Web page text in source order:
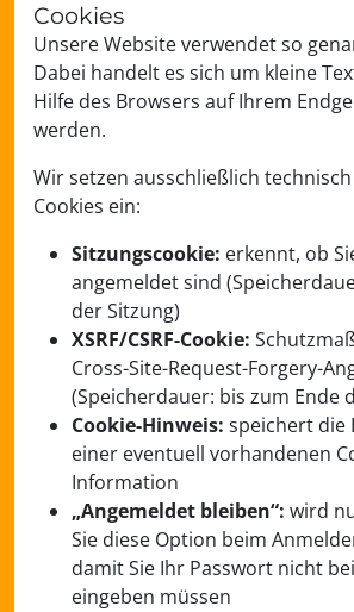
Cookies
Unsere Website verwendet so
Dabei handelt es sich um kleine
Hilfe des Browsers auf Ihrem
werden.
Wir setzen ausschließlich
Cookies ein:
Sitzungscookie: erkennt, ob
angemeldet sind
der Sitzung)
XSRF/CSRF-Cookie:
Cross-Site-Request-Forgery-
(Speicherdauer: bis zum Ende
Cookie-Hinweis: speichert die
einer eventuell vorhandenen
Information
„Angemeldet bleiben“: wird
Sie diese Option beim
damit Sie Ihr Passwort nicht
eingeben müssen